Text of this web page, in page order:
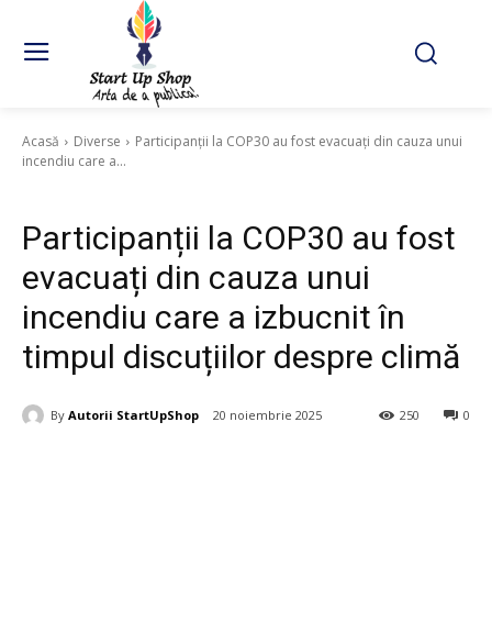
Acasă Diverse
Participanții la COP30 au fost evacuați din cauza unui
incendiu care a...
Participanții la COP30 au fost
evacuați din cauza unui
incendiu care a izbucnit în
timpul discuțiilor despre climă
By Autorii StartUpShop 20 noiembrie 2025 0
250